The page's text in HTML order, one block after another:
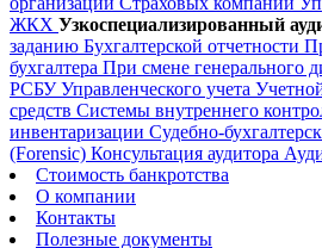
ЖКХ Узкоспециализированный
заданию Бухгалтерской отчетности
бухгалтера При смене генерального
РСБУУправленческого учета
средств Системы внутреннего
инвентаризации Судебно-
(Forensic) Консультация аудитора
Стоимость банкротства
О компании
Контакты
Полезные документы